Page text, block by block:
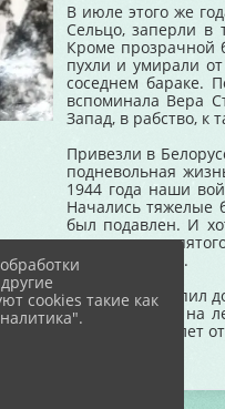
В июле этого же
Сельцо, заперли в
Кроме прозрачной
пухли и умирали
соседнем бараке.
вспоминала Вера
Запад, в рабство, к
Привезли в
подневольная
1944 года наши
Начались тяжелые
был подавлен. И
самого сорок
лучше кормить.
Наконец наступил
завербовалась на
Куйтун, где 30 лет
cookies такие как